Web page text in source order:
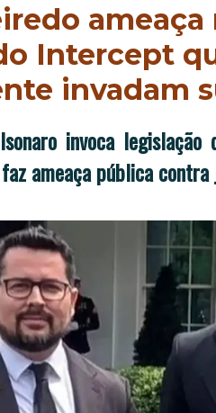
ameaça
Intercept
invadam
invoca
ameaça pública